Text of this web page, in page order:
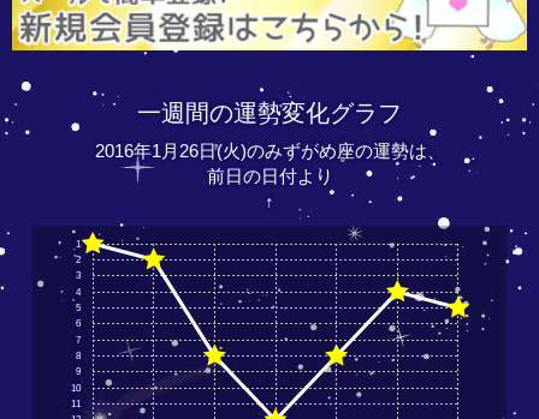
一週間の運勢変化グラフ
2016年1月26日(火)のみずがめ座の運勢は、
前日の日付より
↑
11
10
9
8
7
6
5
4
3
2
1